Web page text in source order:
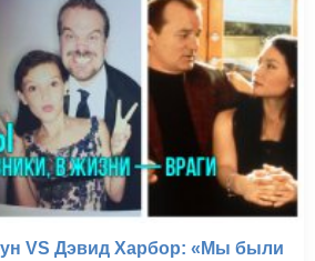
VS Дэвид Харбор: «Мы были